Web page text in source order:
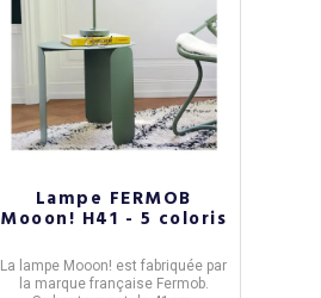
Lampe FERMOB
Mooon! H41 - 5 coloris
La lampe Mooon! est fabriquée par
la marque française Fermob.